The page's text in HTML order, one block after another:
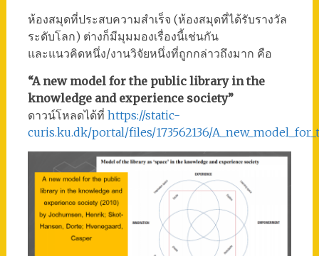
ห้องสมุดที่ประสบความสำเร็จ (ห้องสมุดที่ได้รับรางวัล
ระดับโลก) ต่างก็มีมุมมองเรื่องนี้เช่นกัน
และแนวคิดหนึ่ง/งานวิจัยหนึ่งที่ถูกกล่าวถึงมาก คือ
“A new model for the public library in the
knowledge and experience society”
ดาวน์โหลดได้ที่ https://static-
curis.ku.dk/portal/files/173562136/